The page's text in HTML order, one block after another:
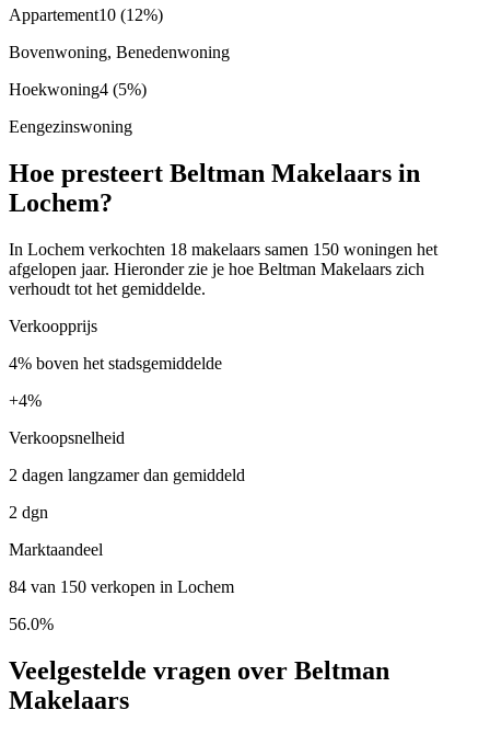
Appartement10 (12%)
Bovenwoning, Benedenwoning
Hoekwoning4 (5%)
Eengezinswoning
Hoe presteert Beltman Makelaars in
Lochem?
In Lochem verkochten 18 makelaars samen 150 woningen het
afgelopen jaar. Hieronder zie je hoe Beltman Makelaars zich
verhoudt tot het gemiddelde.
Verkoopprijs
4% boven het stadsgemiddelde
+4%
Verkoopsnelheid
2 dagen langzamer dan gemiddeld
2 dgn
Marktaandeel
84 van 150 verkopen in Lochem
56.0%
Veelgestelde vragen over Beltman
Makelaars